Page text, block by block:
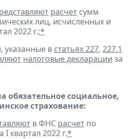
расчет сумм
лиц, исчисленных и
2022 г.;*
указанные в статьях 227, 227.1
налоговые декларации за
обязательное социальное,
страхование:
в ФНС расчет по
квартал 2022 г.*